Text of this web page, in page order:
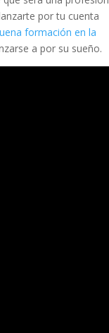
por tu cuenta
formación en la
a por su sueño.